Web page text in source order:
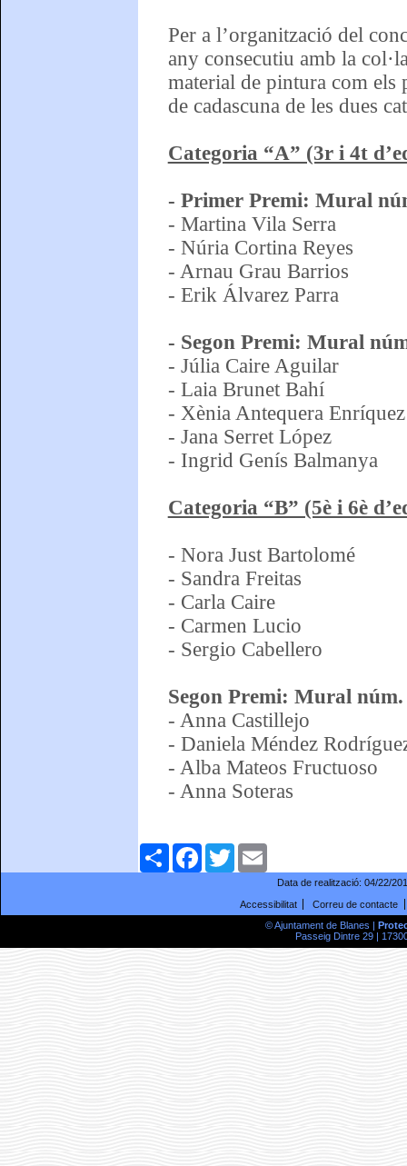
Per a l’organització del
any consecutiu amb la
material de pintura com els
de cadascuna de les dues
Categoria “A” (3r i 4t
- Primer Premi: Mural
- Martina Vila Serra
- Núria Cortina Reyes
- Arnau Grau Barrios
- Erik Álvarez Parra
- Segon Premi: Mural
- Júlia Caire Aguilar
- Laia Brunet Bahí
- Xènia Antequera Enríquez
- Jana Serret López
- Ingrid Genís Balmanya
Categoria “B” (5è i 6è
- Nora Just Bartolomé
- Sandra Freitas
- Carla Caire
- Carmen Lucio
- Sergio Cabellero
Segon Premi: Mural
- Anna Castillejo
- Daniela Méndez
- Alba Mateos Fructuoso
- Anna Soteras
ComparteixFacebookTwitter
Data de realització: 04/22/
Accessibilitat
Correu de contacte
© Ajuntament de Blanes |
Passeig Dintre 29 |